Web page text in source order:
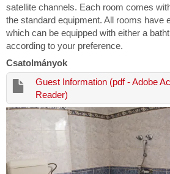
satellite channels. Each room comes
the standard equipment. All rooms have
which can be equipped with either a
according to your preference.
Csatolmányok
Guest Information (pdf - Adobe
Reader)